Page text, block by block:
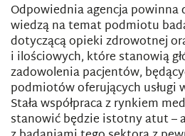
Odpowiednia agencja powinna
wiedzą na temat podmiotu
dotyczącą opieki zdrowotnej
i ilościowych, które stanowią
zadowolenia pacjentów,
podmiotów oferujących usługi
Stała współpraca z rynkiem
stanowić będzie istotny atut –